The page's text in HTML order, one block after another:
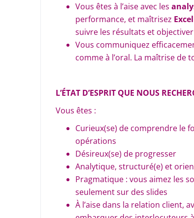
Vous êtes à l’aise avec les
performance, et maîtrisez Excel
suivre les résultats et
Vous communiquez
comme à l’oral. La maîtrise
L’ÉTAT D’ESPRIT QUE NOUS
Vous êtes :
Curieux(se) de comprendre le
opérations
Désireux(se) de progresser
Analytique, structuré(e) et
Pragmatique : vous aimez les
seulement sur des slides
À l’aise dans la relation client,